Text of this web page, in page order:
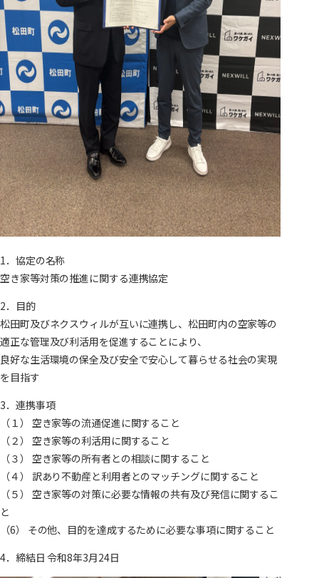
1．協定の名称
空き家等対策の推進に関する連携協定
2．目的
松田町及びネクスウィルが互いに連携し、松田町内の空家等の
適正な管理及び利活用を促進することにより、
良好な生活環境の保全及び安全で安心して暮らせる社会の実現
を目指す
3．連携事項
（１） 空き家等の流通促進に関すること
（２） 空き家等の利活用に関すること
（３） 空き家等の所有者との相談に関すること
（４） 訳あり不動産と利用者とのマッチングに関すること
（５） 空き家等の対策に必要な情報の共有及び発信に関するこ
と
（6） その他、目的を達成するために必要な事項に関すること
4．締結日 令和8年3月24日